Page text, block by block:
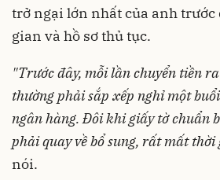
trở ngại lớn nhất của anh trước
gian và hồ sơ thủ tục.
"Trước đây, mỗi lần chuyển tiền
thường phải sắp xếp nghỉ một
ngân hàng. Đôi khi giấy tờ chuẩn
phải quay về bổ sung, rất mất thời
nói.